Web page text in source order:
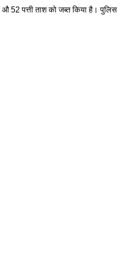
52 पत्ती ताश को जब्त किया है। पुलिस